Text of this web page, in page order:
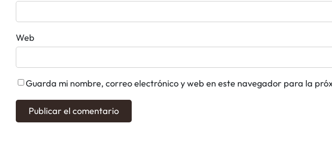
Web
Guarda mi nombre, correo electrónico y web en este navegador para la